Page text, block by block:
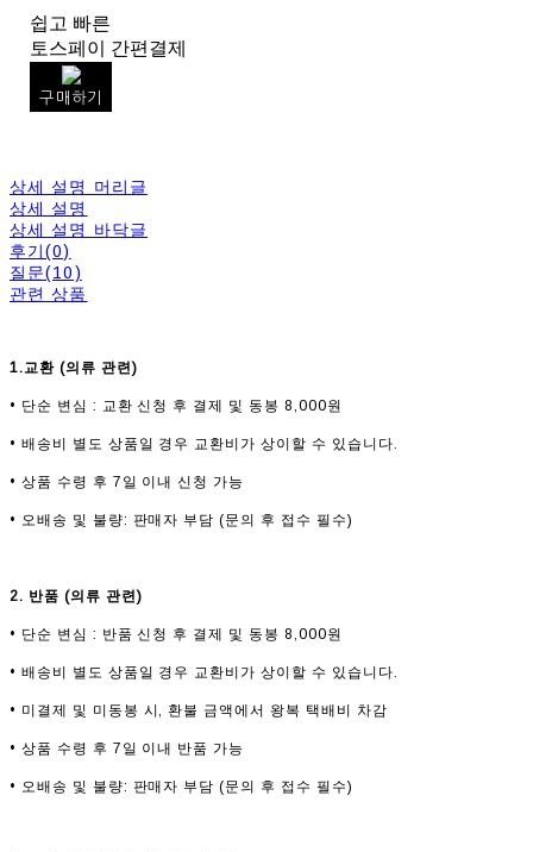
쉽고 빠른
토스페이 간편결제
구매하기
상세 설명 머리글
상세 설명
상세 설명 바닥글
후기(0)
질문(10)
관련 상품
1.교환 (의류 관련)
• 단순 변심 : 교환 신청 후 결제 및 동봉 8,000원
• 배송비 별도 상품일 경우 교환비가 상이할 수 있습니다.
• 상품 수령 후 7일 이내 신청 가능
• 오배송 및 불량: 판매자 부담 (문의 후 접수 필수)
2. 반품 (의류 관련)
• 단순 변심 : 반품 신청 후 결제 및 동봉 8,000원
• 배송비 별도 상품일 경우 교환비가 상이할 수 있습니다.
• 미결제 및 미동봉 시, 환불 금액에서 왕복 택배비 차감
• 상품 수령 후 7일 이내 반품 가능
• 오배송 및 불량: 판매자 부담 (문의 후 접수 필수)